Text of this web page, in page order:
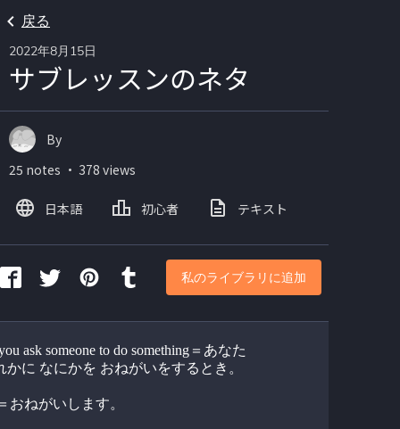
戻る
2022年8月15日
サブレッスンのネタ
ask someone to do something＝あなた
かに なにかを おねがいをするとき。
おねがいします。
By
25 notes ・ 378 views
日本語 初心者 テキスト
私のライブラリに追加